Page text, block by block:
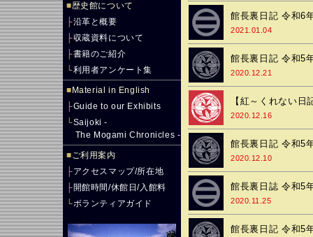
■歴史館について
├沿革と概要
├収蔵資料について
├書籍のご紹介
└利用者アンケート集
■ Material in English
├Guide to our Exhibits
└Saijoki -
The Mogami Chronicles -
■ご利用案内
├アクセスマップ/所在地
├開館時間/休館日/入館料
└ボランティアガイド
館長裏日記 令和6
2021.01.04
館長裏日記 令和5
2020.12.21
【紅～くれない
2020.12.16
館長裏日記 令和5
2020.12.10
館長裏日誌 令和5
2020.11.25
館長裏日記 令和5